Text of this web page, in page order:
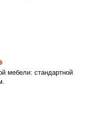
мебели: стандартной